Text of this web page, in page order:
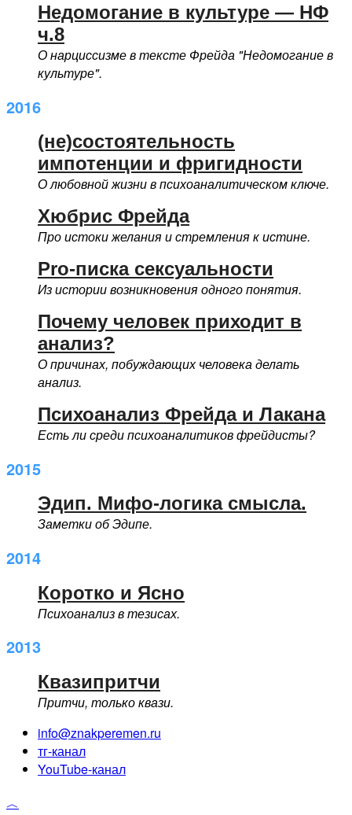
Недомогание в культуре — НФ
ч.8
О нарциссизме в тексте Фрейда "Недомогание в
культуре".
2016
(не)состоятельность
импотенции и фригидности
О любовной жизни в психоаналитическом ключе.
Хюбрис Фрейда
Про истоки желания и стремления к истине.
Pro-писка сексуальности
Из истории возникновения одного понятия.
Почему человек приходит в
анализ?
О причинах, побуждающих человека делать
анализ.
Психоанализ Фрейда и Лакана
Есть ли среди психоаналитиков фрейдисты?
2015
Эдип. Мифо-логика смысла.
Заметки об Эдипе.
2014
Коротко и Ясно
Психоанализ в тезисах.
2013
Квазипритчи
Притчи, только квази.
info@znakperemen.ru
тг-канал
YouTube-канал
︿